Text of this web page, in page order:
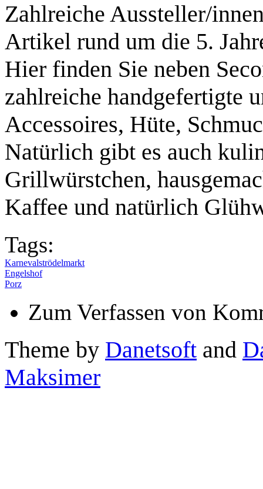
Zahlreiche Aussteller/
Artikel rund um die 5.
Hier finden Sie neben
zahlreiche handgefertigte
Accessoires, Hüte,
Natürlich gibt es auch
Grillwürstchen,
Kaffee und natürlich
Tags:
Karnevalströdelmarkt
Engelshof
Porz
Zum Verfassen von
Theme by Danetsoft and
Maksimer